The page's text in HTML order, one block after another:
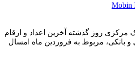
Mobin
مرکزی روز گذشته آخرین اعداد و ارقام
و بانکی، مربوط به فروردین ماه امسال